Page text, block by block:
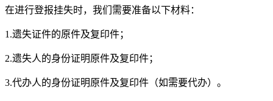
在进行登报挂失时，我们需要准备以下材料：
1.遗失证件的原件及复印件；
2.遗失人的身份证明原件及复印件；
3.代办人的身份证明原件及复印件（如需要代办）。